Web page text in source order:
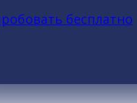
бесплатно